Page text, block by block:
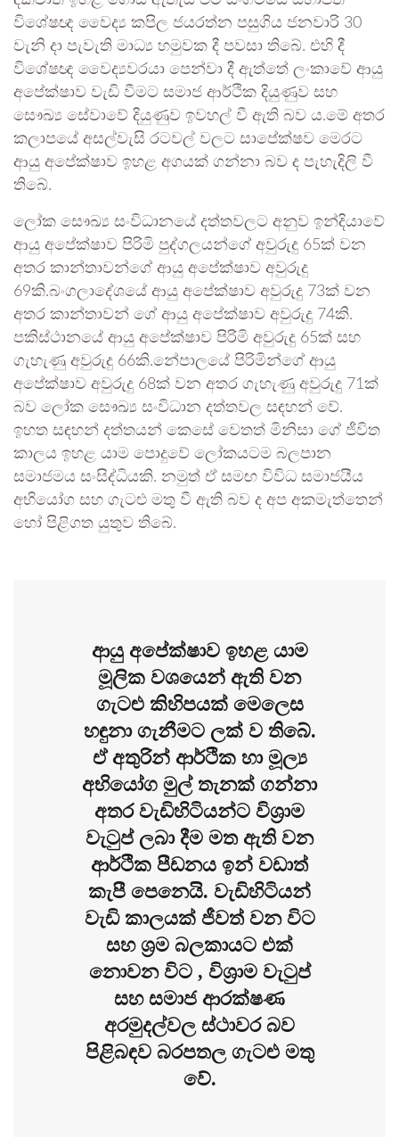
විශේෂඥ වෛද්‍ය කපිල ජයරත්න පසුගිය ජනවාරි 30
වැනි දා පැවැති මාධ්‍ය හමුවක දී පවසා තිබේ. එහි දී
විශේෂඥ වෛද්‍යවරයා පෙන්වා දී ඇත්තේ ලංකාවේ ආයු
අපේක්ෂාව වැඩි වීමට සමාජ ආර්ථික දියුණුව සහ
සෞඛ්‍ය සේවාවේ දියුණුව ඉවහල් වී ඇති බව ය.මේ අතර
කලාපයේ අසල්වැසි රටවල් වලට සාපේක්ෂව මෙරට
ආයු අපේක්ෂාව ඉහළ අගයක් ගන්නා බව ද පැහැදිලි වී
තිබේ.
ලෝක සෞඛ්‍ය සංවිධානයේ දත්තවල⁣ට අනුව ඉන්දියාවේ
ආයු අපේක්ෂාව පිරිමි පුද්ගලයන්ගේ අවුරුදු 65ක් වන
අතර කාන්තාවන්ගේ ආයු අපේක්ෂාව අවුරුදු
69කි.බංගලාදේශයේ ආයු අපේක්ෂාව අවුරුදු 73ක් වන
අතර කාන්තාවන් ගේ ආයු අපේක්ෂාව අවුරුදු 74කි.
පකිස්ථානයේ ආයු අපේක්ෂාව පිරිමි අවුරුදු 65ක් සහ
ගැහැණු අවුරුදු 66කි.නේපාලයේ පිරිමින්ගේ ආයු
අපේක්ෂාව අවුරුදු 68ක් වන අතර ගැහැණු අවුරුදු 71ක්
බව ලෝක සෞඛ්‍ය සංවිධාන දත්තවල සඳහන් වේ.
ඉහත සඳහන් දත්තයන් කෙසේ වෙතත් මිනිසා ගේ ජීවිත
කාලය ඉහළ යාම පොදුවේ ලෝකයටම බලපාන
සමාජමය සංසිද්ධියකි. නමුත් ඒ සමඟ විවිධ සමාජයීය
අභියෝග සහ ගැටළු මතු වී ඇති බව ද අප අකමැත්තෙන්
හෝ පිළිගත යුතුව තිබේ.
ආයු අපේක්ෂාව ඉහළ යාම
මූලික වශයෙන් ඇති වන
ගැටළු කිහිපයක් මෙලෙස
හඳුනා ගැනීමට ලක් ව තිබේ.
ඒ අතුරින් ආර්ථික හා මූල්‍ය
අභියෝග මුල් තැනක් ගන්නා
අතර වැඩිහිටියන්ට විශ්‍රාම
වැටුප් ලබා දීම මත ඇති වන
ආර්ථික පීඩනය ඉන් වඩාත්
කැපී පෙනෙයි. වැඩිහිටියන්
වැඩි කාලයක් ජීවත් වන විට
සහ ශ්‍රම බලකායට එක්
නොවන විට , විශ්‍රාම වැටුප්
සහ සමාජ ආරක්ෂණ
අරමුදල්වල ස්ථාවර බව
පිළිබඳව බරපතල ගැටළු මතු
වේ.